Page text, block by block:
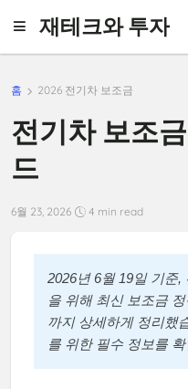
재테크와 투자
홈 2026 전기차 보조금
전기차 보조
드
6월 23, 2026 4 min read
2026년 6월 19일 기준
을 위해 최신 보조금
까지 상세하게 정리했
를 위한 필수 정보를